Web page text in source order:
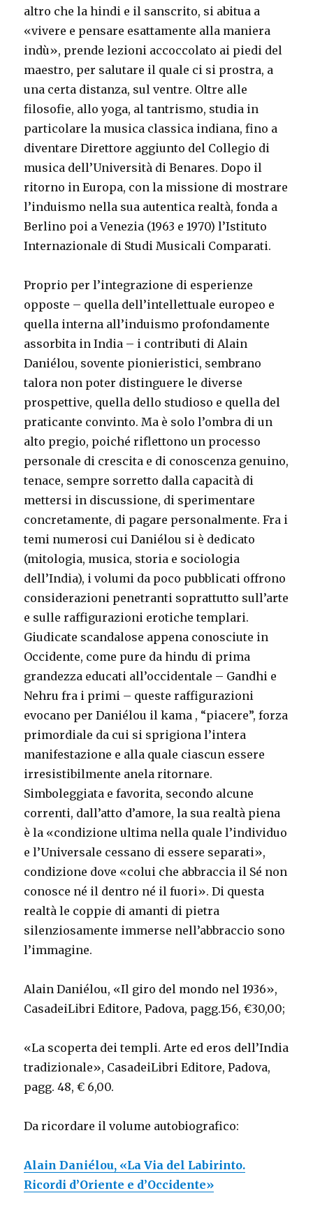
altro che la hindi e il sanscrito, si abitua a
«vivere e pensare esattamente alla maniera
indù», prende lezioni accoccolato ai piedi del
maestro, per salutare il quale ci si prostra, a
una certa distanza, sul ventre. Oltre alle
filosofie, allo yoga, al tantrismo, studia in
particolare la musica classica indiana, fino a
diventare Direttore aggiunto del Collegio di
musica dell’Università di Benares. Dopo il
ritorno in Europa, con la missione di mostrare
l’induismo nella sua autentica realtà, fonda a
Berlino poi a Venezia (1963 e 1970) l’Istituto
Internazionale di Studi Musicali Comparati.
Proprio per l’integrazione di esperienze
opposte – quella dell’intellettuale europeo e
quella interna all’induismo profondamente
assorbita in India – i contributi di Alain
Daniélou, sovente pionieristici, sembrano
talora non poter distinguere le diverse
prospettive, quella dello studioso e quella del
praticante convinto. Ma è solo l’ombra di un
alto pregio, poiché riflettono un processo
personale di crescita e di conoscenza genuino,
tenace, sempre sorretto dalla capacità di
mettersi in discussione, di sperimentare
concretamente, di pagare personalmente. Fra i
temi numerosi cui Daniélou si è dedicato
(mitologia, musica, storia e sociologia
dell’India), i volumi da poco pubblicati offrono
considerazioni penetranti soprattutto sull’arte
e sulle raffigurazioni erotiche templari.
Giudicate scandalose appena conosciute in
Occidente, come pure da hindu di prima
grandezza educati all’occidentale – Gandhi e
Nehru fra i primi – queste raffigurazioni
evocano per Daniélou il kama , “piacere”, forza
primordiale da cui si sprigiona l’intera
manifestazione e alla quale ciascun essere
irresistibilmente anela ritornare.
Simboleggiata e favorita, secondo alcune
correnti, dall’atto d’amore, la sua realtà piena
è la «condizione ultima nella quale l’individuo
e l’Universale cessano di essere separati»,
condizione dove «colui che abbraccia il Sé non
conosce né il dentro né il fuori». Di questa
realtà le coppie di amanti di pietra
silenziosamente immerse nell’abbraccio sono
l’immagine.
Alain Daniélou, «Il giro del mondo nel 1936»,
CasadeiLibri Editore, Padova, pagg.156, €30,00;
«La scoperta dei templi. Arte ed eros dell’India
tradizionale», CasadeiLibri Editore, Padova,
pagg. 48, € 6,00.
Da ricordare il volume autobiografico:
Alain Daniélou, «La Via del Labirinto.
Ricordi d’Oriente e d’Occidente»